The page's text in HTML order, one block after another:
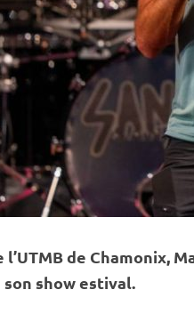
l’UTMB de Chamonix,
show estival.